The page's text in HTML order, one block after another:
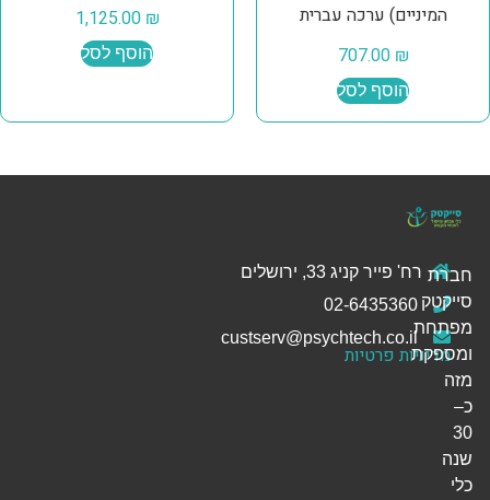
המיניים) ערכה עברית
707.00 ₪
הוסף לסל
1,125.00 ₪
הוסף לסל
רח' פייר קניג 33, ירושלים
מדיניות פרטיות
חברת
סייקטק
מפתחת
ומספקת
מזה
כ–
30
שנה
כלי